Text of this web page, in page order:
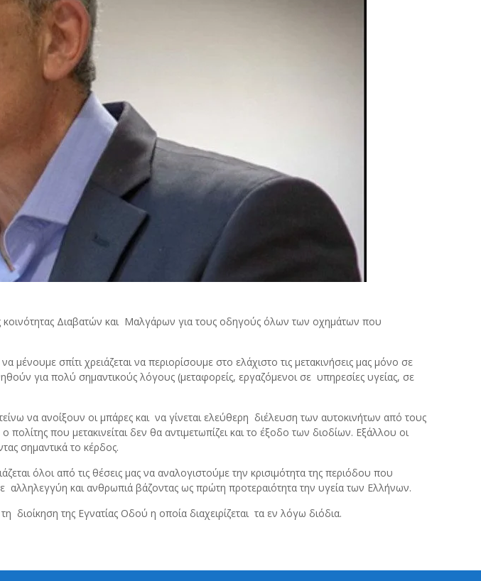
κοινότητας Διαβατών και Μαλγάρων για τους οδηγούς όλων των οχημάτων που
σπίτι χρειάζεται να περιορίσουμε στο ελάχιστο τις μετακινήσεις μας μόνο σε
για πολύ σημαντικούς λόγους (μεταφορείς, εργαζόμενοι σε υπηρεσίες υγείας, σε
να ανοίξουν οι μπάρες και να γίνεται ελεύθερη διέλευση των αυτοκινήτων από τους
που μετακινείται δεν θα αντιμετωπίζει και το έξοδο των διοδίων. Εξάλλου οι
σημαντικά το κέρδος.
όλοι από τις θέσεις μας να αναλογιστούμε την κρισιμότητα της περιόδου που
αλληλεγγύη και ανθρωπιά βάζοντας ως πρώτη προτεραιότητα την υγεία των Ελλήνων.
της Εγνατίας Οδού η οποία διαχειρίζεται τα εν λόγω διόδια.